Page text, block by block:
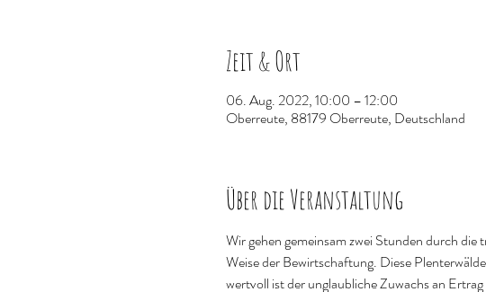
Zeit & Ort
06. Aug. 2022, 10:00 – 12:00
Oberreute, 88179 Oberreute, Deutschland
Über die Veranstaltung
Wir gehen gemeinsam zwei Stunden durch
Weise der Bewirtschaftung. Diese
wertvoll ist der unglaubliche Zuwachs an